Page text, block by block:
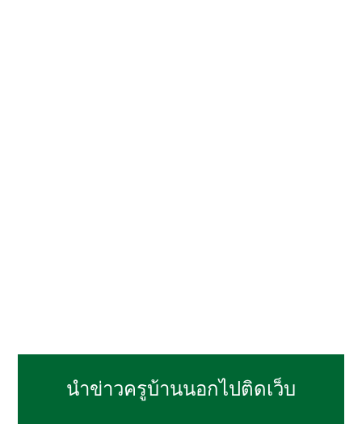
นำข่าวครูบ้านนอกไปติดเว็บ